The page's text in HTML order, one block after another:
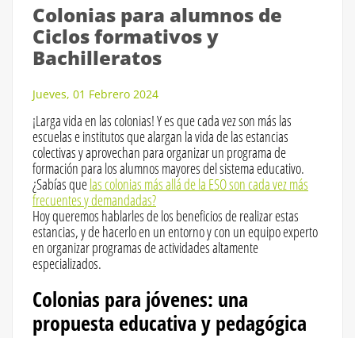
Colonias para alumnos de
Ciclos formativos y
Bachilleratos
Jueves, 01 Febrero 2024
¡Larga vida en las colonias! Y es que cada vez son más las
escuelas e institutos que alargan la vida de las estancias
colectivas y aprovechan para organizar un programa de
formación para los alumnos mayores del sistema educativo.
¿Sabías quelas colonias más allá de la ESO son cada vez más
frecuentes y demandadas?
Hoy queremos hablarles de los beneficios de realizar estas
estancias, y de hacerlo en un entorno y con un equipo experto
en organizar programas de actividades altamente
especializados.
Colonias para jóvenes: una
propuesta educativa y pedagógica